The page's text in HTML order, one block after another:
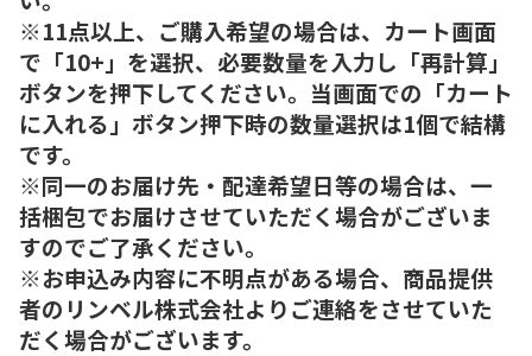
※11点以上、ご購入希望の場合は、カート画面
で「10+」を選択、必要数量を入力し「再計算」
ボタンを押下してください。当画面での「カート
に入れる」ボタン押下時の数量選択は1個で結構
です。
※同一のお届け先・配達希望日等の場合は、一
括梱包でお届けさせていただく場合がございま
すのでご了承ください。
※お申込み内容に不明点がある場合、商品提供
者のリンベル株式会社よりご連絡をさせていた
だく場合がございます。